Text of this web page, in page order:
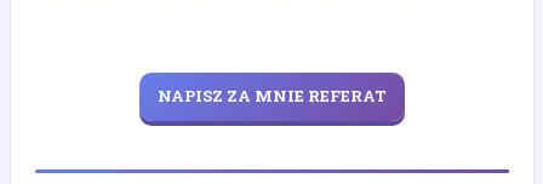
NAPISZ ZA MNIE REFERAT